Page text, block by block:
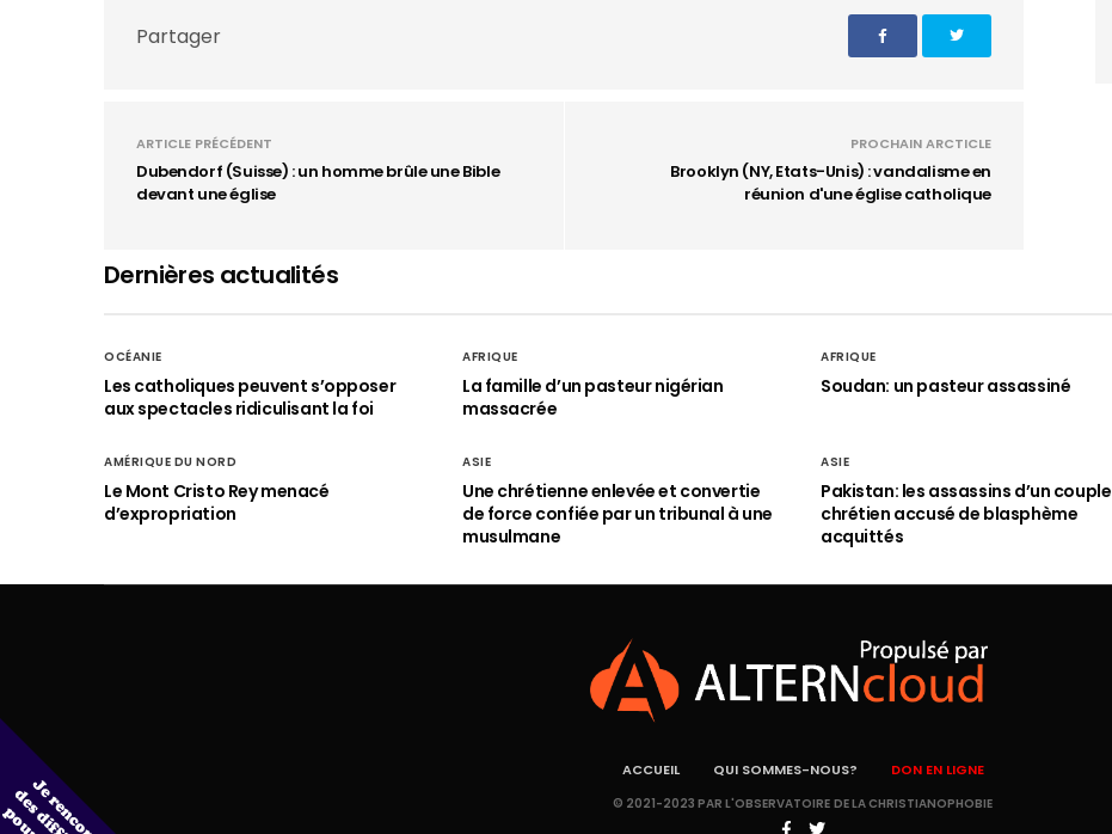
Partager
ARTICLE PRÉCÉDENT
Dubendorf (Suisse) : un homme brûle une Bible
devant une église
PROCHAIN ARCTICLE
Brooklyn (NY, Etats-Unis) : vandalisme en
réunion d'une église catholique
Dernières actualités
OCÉANIE
Les catholiques peuvent s’opposer
aux spectacles ridiculisant la foi
AFRIQUE
La famille d’un pasteur nigérian
massacrée
AFRIQUE
Soudan: un pasteur assassiné
AMÉRIQUE DU NORD
Le Mont Cristo Rey menacé
d’expropriation
ASIE
Une chrétienne enlevée et convertie
de force confiée par un tribunal à une
musulmane
ASIE
Pakistan: les assassins d’un couple
chrétien accusé de blasphème
acquittés
ACCUEIL QUI SOMMES-NOUS? DON EN LIGNE
© 2021-2023 PAR L'OBSERVATOIRE DE LA CHRISTIANOPHOBIE